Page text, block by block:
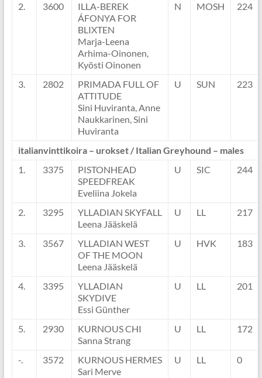
2. 3600
ILLA-BEREK
ÁFONYA FOR
BLIXTEN
Marja-Leena
Arhima-Oinonen,
Kyösti Oinonen
N MOSH 224
3. 2802
PRIMADA FULL OF
ATTITUDE
Sini Huviranta, Anne
Naukkarinen, Sini
Huviranta
U SUN 223
italianvinttikoira – urokset / Italian Greyhound – males
1.
3375
PISTONHEAD
SPEEDFREAK
Eveliina Jokela
U SIC 244
2. 3295
YLLADIAN SKYFALL
Leena Jääskelä
U LL 217
3. 3567
YLLADIAN WEST
OF THE MOON
Leena Jääskelä
U HVK 183
4. 3395
YLLADIAN
SKYDIVE
Essi Günther
U LL 201
5. 2930
KURNOUS CHI
Sanna Strang
U LL 172
-. 3572
KURNOUS HERMES
Sari Merve
U LL 0